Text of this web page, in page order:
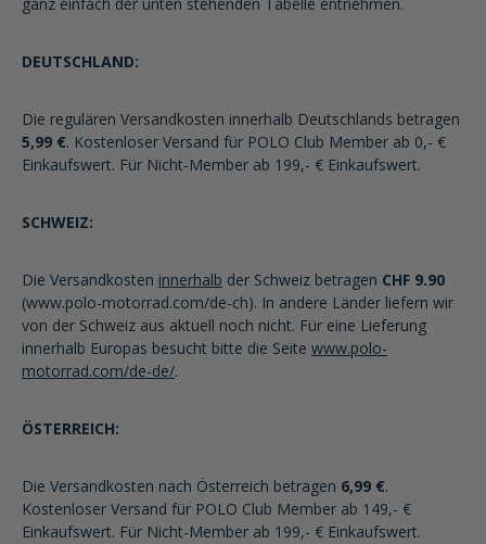
DEUTSCHLAND:
Die regulären Versandkosten innerhalb Deutschlands betragen
5,99 €. Kostenloser Versand für POLO Club Member ab 0,- €
Einkaufswert. Für Nicht-Member ab 199,- € Einkaufswert.
SCHWEIZ:
Die Versandkosten innerhalb der Schweiz betragen CHF 9.90
(www.polo-motorrad.com/de-ch). In andere Länder liefern wir
von der Schweiz aus aktuell noch nicht. Für eine Lieferung
innerhalb Europas besucht bitte die Seite www.polo-
motorrad.com/de-de/.
ÖSTERREICH:
Die Versandkosten nach Österreich betragen 6,99 €.
Kostenloser Versand für POLO Club Member ab 149,- €
Einkaufswert. Für Nicht-Member ab 199,- € Einkaufswert.